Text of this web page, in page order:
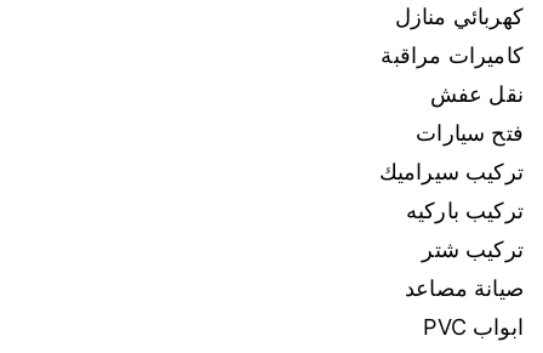
كهربائي منازل
كاميرات مراقبة
نقل عفش
فتح سيارات
تركيب سيراميك
تركيب باركيه
تركيب شتر
صيانة مصاعد
ابواب PVC